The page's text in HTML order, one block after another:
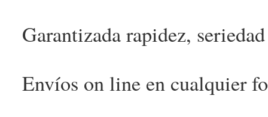
Garantizada rapidez,
Envíos on line en cualquier